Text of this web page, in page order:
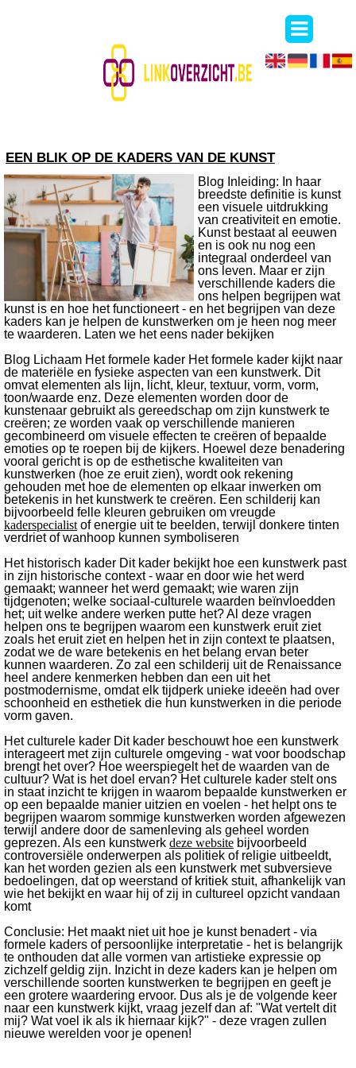
EEN BLIK OP DE KADERS VAN DE KUNST
Blog Inleiding: In haar
breedste definitie is kunst
een visuele uitdrukking
van creativiteit en emotie.
Kunst bestaat al eeuwen
en is ook nu nog een
integraal onderdeel van
ons leven. Maar er zijn
verschillende kaders die
ons helpen begrijpen wat
kunst is en hoe het functioneert - en het begrijpen van deze
kaders kan je helpen de kunstwerken om je heen nog meer
te waarderen. Laten we het eens nader bekijken
Blog Lichaam Het formele kader Het formele kader kijkt naar
de materiële en fysieke aspecten van een kunstwerk. Dit
omvat elementen als lijn, licht, kleur, textuur, vorm, vorm,
toon/waarde enz. Deze elementen worden door de
kunstenaar gebruikt als gereedschap om zijn kunstwerk te
creëren; ze worden vaak op verschillende manieren
gecombineerd om visuele effecten te creëren of bepaalde
emoties op te roepen bij de kijkers. Hoewel deze benadering
vooral gericht is op de esthetische kwaliteiten van
kunstwerken (hoe ze eruit zien), wordt ook rekening
gehouden met hoe de elementen op elkaar inwerken om
betekenis in het kunstwerk te creëren. Een schilderij kan
bijvoorbeeld felle kleuren gebruiken om vreugde
kaderspecialist of energie uit te beelden, terwijl donkere tinten
verdriet of wanhoop kunnen symboliseren
Het historisch kader Dit kader bekijkt hoe een kunstwerk past
in zijn historische context - waar en door wie het werd
gemaakt; wanneer het werd gemaakt; wie waren zijn
tijdgenoten; welke sociaal-culturele waarden beïnvloedden
het; uit welke andere werken putte het? Al deze vragen
helpen ons te begrijpen waarom een kunstwerk eruit ziet
zoals het eruit ziet en helpen het in zijn context te plaatsen,
zodat we de ware betekenis en het belang ervan beter
kunnen waarderen. Zo zal een schilderij uit de Renaissance
heel andere kenmerken hebben dan een uit het
postmodernisme, omdat elk tijdperk unieke ideeën had over
schoonheid en esthetiek die hun kunstwerken in die periode
vorm gaven.
Het culturele kader Dit kader beschouwt hoe een kunstwerk
interageert met zijn culturele omgeving - wat voor boodschap
brengt het over? Hoe weerspiegelt het de waarden van de
cultuur? Wat is het doel ervan? Het culturele kader stelt ons
in staat inzicht te krijgen in waarom bepaalde kunstwerken er
op een bepaalde manier uitzien en voelen - het helpt ons te
begrijpen waarom sommige kunstwerken worden afgewezen
terwijl andere door de samenleving als geheel worden
geprezen. Als een kunstwerk deze website bijvoorbeeld
controversiële onderwerpen als politiek of religie uitbeeldt,
kan het worden gezien als een kunstwerk met subversieve
bedoelingen, dat op weerstand of kritiek stuit, afhankelijk van
wie het bekijkt en waar hij of zij in cultureel opzicht vandaan
komt
Conclusie: Het maakt niet uit hoe je kunst benadert - via
formele kaders of persoonlijke interpretatie - het is belangrijk
te onthouden dat alle vormen van artistieke expressie op
zichzelf geldig zijn. Inzicht in deze kaders kan je helpen om
verschillende soorten kunstwerken te begrijpen en geeft je
een grotere waardering ervoor. Dus als je de volgende keer
naar een kunstwerk kijkt, vraag jezelf dan af: "Wat vertelt dit
mij? Wat voel ik als ik hiernaar kijk?" - deze vragen zullen
nieuwe werelden voor je openen!